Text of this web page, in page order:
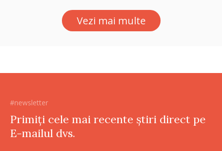
premierul Vasile Tofan, în
vizită la AGE
Vezi mai multe
#newsletter
Primiți cele mai recente știri direct pe
E-mailul dvs.